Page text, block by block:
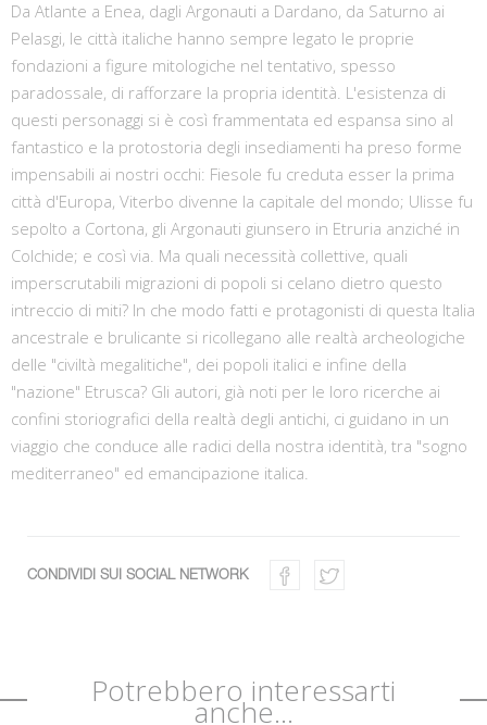
Da Atlante a Enea, dagli Argonauti a Dardano, da Saturno ai
Pelasgi, le città italiche hanno sempre legato le proprie
fondazioni a figure mitologiche nel tentativo, spesso
paradossale, di rafforzare la propria identità. L'esistenza di
questi personaggi si è così frammentata ed espansa sino al
fantastico e la protostoria degli insediamenti ha preso forme
impensabili ai nostri occhi: Fiesole fu creduta esser la prima
città d'Europa, Viterbo divenne la capitale del mondo; Ulisse fu
sepolto a Cortona, gli Argonauti giunsero in Etruria anziché in
Colchide; e così via. Ma quali necessità collettive, quali
imperscrutabili migrazioni di popoli si celano dietro questo
intreccio di miti? In che modo fatti e protagonisti di questa Italia
ancestrale e brulicante si ricollegano alle realtà archeologiche
delle "civiltà megalitiche", dei popoli italici e infine della
"nazione" Etrusca? Gli autori, già noti per le loro ricerche ai
confini storiografici della realtà degli antichi, ci guidano in un
viaggio che conduce alle radici della nostra identità, tra "sogno
mediterraneo" ed emancipazione italica.
CONDIVIDI SUI SOCIAL NETWORK
Potrebbero interessarti
anche...